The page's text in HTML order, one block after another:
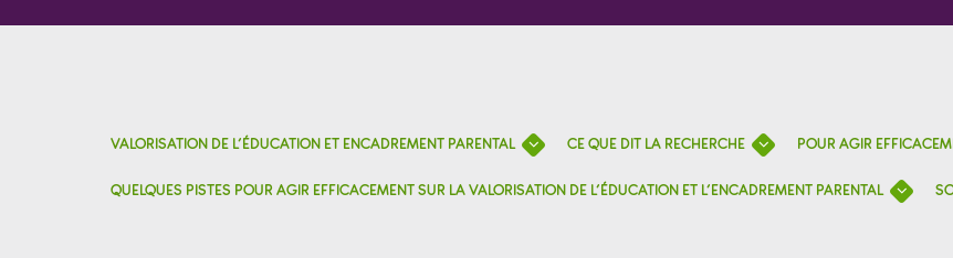
VALORISATION DE L’ÉDUCATION ET ENCADREMENT PARENTAL CE QUE DIT LA RECHERCHE POUR AGIR
QUELQUES PISTES POUR AGIR EFFICACEMENT SUR LA VALORISATION DE L’ÉDUCATION ET L’ENCADREMENT PARENTAL